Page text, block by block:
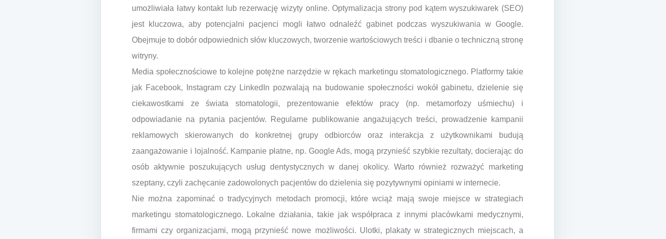
umożliwiała łatwy kontakt lub rezerwację wizyty online. Optymalizacja strony pod kątem wyszukiwarek (SEO)
jest kluczowa, aby potencjalni pacjenci mogli łatwo odnaleźć gabinet podczas wyszukiwania w Google.
Obejmuje to dobór odpowiednich słów kluczowych, tworzenie wartościowych treści i dbanie o techniczną stronę
witryny.
Media społecznościowe to kolejne potężne narzędzie w rękach marketingu stomatologicznego. Platformy takie
jak Facebook, Instagram czy LinkedIn pozwalają na budowanie społeczności wokół gabinetu, dzielenie się
ciekawostkami ze świata stomatologii, prezentowanie efektów pracy (np. metamorfozy uśmiechu) i
odpowiadanie na pytania pacjentów. Regularne publikowanie angażujących treści, prowadzenie kampanii
reklamowych skierowanych do konkretnej grupy odbiorców oraz interakcja z użytkownikami budują
zaangażowanie i lojalność. Kampanie płatne, np. Google Ads, mogą przynieść szybkie rezultaty, docierając do
osób aktywnie poszukujących usług dentystycznych w danej okolicy. Warto również rozważyć marketing
szeptany, czyli zachęcanie zadowolonych pacjentów do dzielenia się pozytywnymi opiniami w internecie.
Nie można zapominać o tradycyjnych metodach promocji, które wciąż mają swoje miejsce w strategiach
marketingu stomatologicznego. Lokalne działania, takie jak współpraca z innymi placówkami medycznymi,
firmami czy organizacjami, mogą przynieść nowe możliwości. Ulotki, plakaty w strategicznych miejscach, a